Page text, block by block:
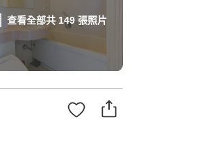
查看全部共 149張照片